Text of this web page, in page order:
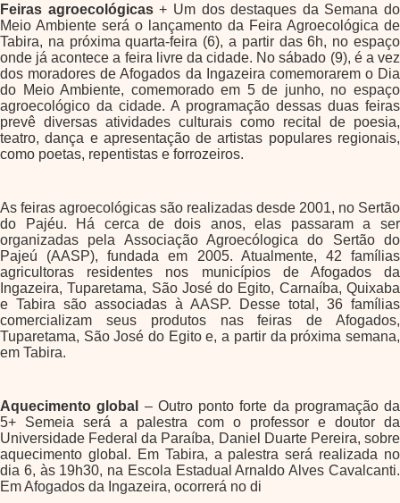
Feiras agroecológicas+ Um dos destaques da Semana do
Meio Ambiente será o lançamento da Feira Agroecológica de
Tabira, na próxima quarta-feira (6), a partir das 6h, no espaço
onde já acontece a feira livre da cidade. No sábado (9), é a vez
dos moradores de Afogados da Ingazeira comemorarem o Dia
do Meio Ambiente, comemorado em 5 de junho, no espaço
agroecológico da cidade. A programação dessas duas feiras
prevê diversas atividades culturais como recital de poesia,
teatro, dança e apresentação de artistas populares regionais,
como poetas, repentistas e forrozeiros.
As feiras agroecológicas são realizadas desde 2001, no Sertão
do Pajéu. Há cerca de dois anos, elas passaram a ser
organizadas pela Associação Agroecólogica do Sertão do
Pajeú (AASP), fundada em 2005. Atualmente, 42 famílias
agricultoras residentes nos municípios de Afogados da
Ingazeira, Tuparetama, São José do Egito, Carnaíba, Quixaba
e Tabira são associadas à AASP. Desse total, 36 famílias
comercializam seus produtos nas feiras de Afogados,
Tuparetama, São José do Egito e, a partir da próxima semana,
em Tabira.
Aquecimento global
– Outro ponto forte da programação da
5+ Semeia será a palestra com o professor e doutor da
Universidade Federal da Paraíba, Daniel Duarte Pereira, sobre
aquecimento global. Em Tabira, a palestra será realizada no
dia 6, às 19h30, na Escola Estadual Arnaldo Alves Cavalcanti.
Em Afogados da Ingazeira, ocorrerá no di